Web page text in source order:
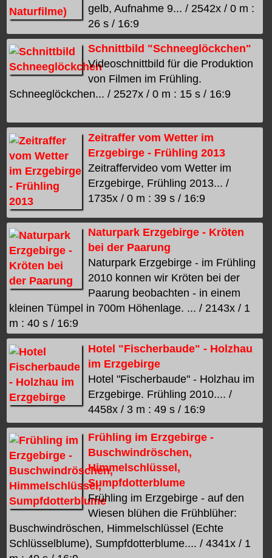
gelb, Aufnahme 9... / 2542x / 0 m :
26 s / 16:9
Schnittbild "Schneeglöckchen"
Videoschnittbild für die Produktion
von Filmen im Frühling.
Schneeglöckchen... / 2527x / 0 m : 15 s / 16:9
Zeitraffer vom Wetter im
Erzgebirge - Frühling 2013
Zeitraffervideo vom Wetter im
Erzgebirge, Frühling 2013... /
1735x / 0 m : 39 s / 16:9
Naturpark Erzgebirge - Kröten
bei der Paarung
Naturpark Erzgebirge - im Frühling
2010 konnen wir Kröten bei der
Paarung beobachten - in einem
kleinen Tümpel in 700m Höhenlage. ... / 2143x / 1
m : 40 s / 16:9
Hotel "Fischerbaude" - Holzhau
im Erzgebirge
Hotel "Fischerbaude" - Holzhau im
Erzgebirge. Frühling 2010.... /
4458x / 3 m : 49 s / 16:9
Frühling im Erzgebirge -
Buschwindröschen,
Himmelschlüssel,
Sumpfdotterblume
Frühling im Erzgebirge - auf den
Wiesen blühen die Frühblüher:
Buschwindröschen, Himmelschlüssel (Echte
Schlüsselblume), Sumpfdotterblume.... / 4341x / 1